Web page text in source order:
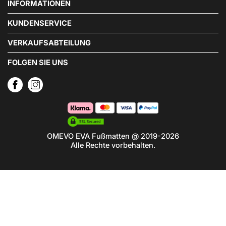
INFORMATIONEN
KUNDENSERVICE
VERKAUFSABTEILUNG
FOLGEN SIE UNS
OMEVO EVA Fußmatten @ 2019-2026
Alle Rechte vorbehalten.